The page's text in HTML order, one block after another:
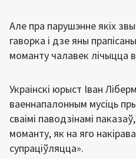
Але пра парушэнне якіх
гаворка і дзе яны
моманту чалавек лічыцца
Украінскі юрыст Іван
ваеннапалонным мусіць
сваімі паводзінамі
моманту, як на яго
супраціўляцца».